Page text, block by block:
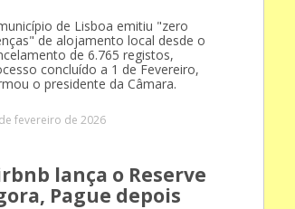
de Lisboa emitiu "zero
de alojamento local desde o
de 6.765 registos,
concluído a 1 de Fevereiro,
o presidente da Câmara.
fevereiro de 2026
lança o Reserve
Pague depois